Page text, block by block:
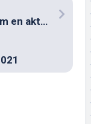
Quiz: Tre frågor om procent som en aktieinvesterare bör klara